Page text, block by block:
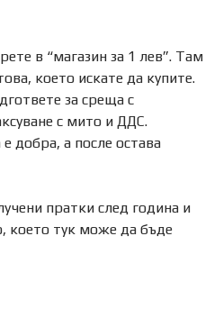
в “магазин за 1 лев”. Там
което искате да купите.
за среща с
с мито и ДДС.
добра, а после остава
пратки след година и
което тук може да бъде